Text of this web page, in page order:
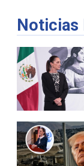
Noticias